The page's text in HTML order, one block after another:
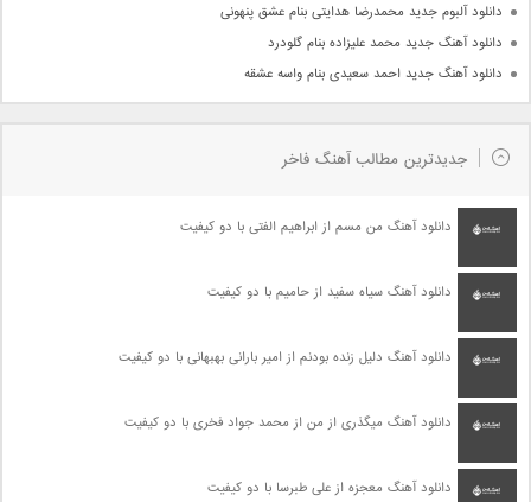
دانلود آلبوم جدید محمدرضا هدایتی بنام عشق پنهونی
دانلود آهنگ جدید محمد علیزاده بنام گلودرد
دانلود آهنگ جدید احمد سعیدی بنام واسه عشقه
جدیدترین مطالب آهنگ فاخر
دانلود آهنگ من مسم از ابراهیم الفتی با دو کیفیت
دانلود آهنگ سیاه سفید از حامیم با دو کیفیت
دانلود آهنگ دلیل زنده بودنم از امیر بارانی بهبهانی با دو کیفیت
دانلود آهنگ میگذری از من از محمد جواد فخری با دو کیفیت
دانلود آهنگ معجزه از علی طبرسا با دو کیفیت